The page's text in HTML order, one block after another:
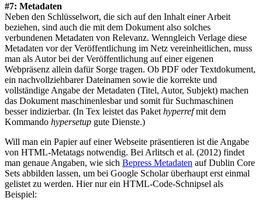
#7: Metadaten
Neben den Schlüsselwort, die sich auf den Inhalt einer Arbeit
beziehen, sind auch die mit dem Dokument also solches
verbundenen Metadaten von Relevanz. Wenngleich Verlage diese
Metadaten vor der Veröffentlichung im Netz vereinheitlichen, muss
man als Autor bei der Veröffentlichung auf einer eigenen
Webpräsenz allein dafür Sorge tragen. Ob PDF oder Textdokument,
ein nachvollziehbarer Dateinamen sowie die korrekte und
vollständige Angabe der Metadaten (Titel, Autor, Subjekt) machen
das Dokument maschinenlesbar und somit für Suchmaschinen
besser indizierbar. (In Tex leistet das Paket hyperrefmit dem
Kommando hypersetup gute Dienste.)
Will man ein Papier auf einer Webseite präsentieren ist die Angabe
von HTML-Metatags notwendig. Bei Arlitsch et al. (2012) findet
man genaue Angaben, wie sich Bepress Metadaten auf Dublin Core
Sets abbilden lassen, um bei Google Scholar überhaupt erst einmal
gelistet zu werden. Hier nur ein HTML-Code-Schnipsel als
Beispiel: